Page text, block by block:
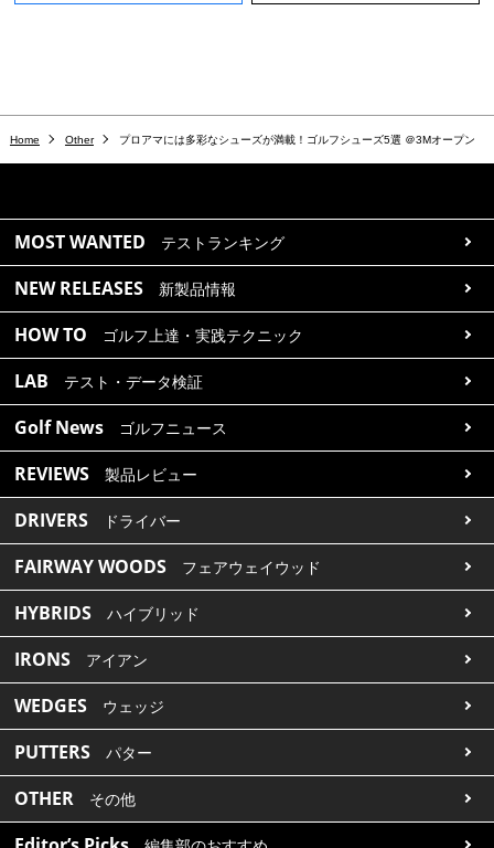
Home Other プロアマには多彩なシューズが満載！ゴルフシューズ5選 ＠3Mオープン
MOST WANTED テストランキング
NEW RELEASES 新製品情報
HOW TO ゴルフ上達・実践テクニック
LAB テスト・データ検証
Golf News ゴルフニュース
REVIEWS 製品レビュー
DRIVERS ドライバー
FAIRWAY WOODS フェアウェイウッド
HYBRIDS ハイブリッド
IRONS アイアン
WEDGES ウェッジ
PUTTERS パター
OTHER その他